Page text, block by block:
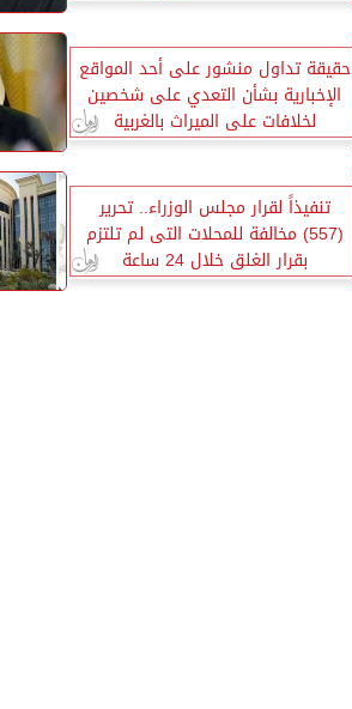
حقيقة تداول منشور على أحد المواقع
الإخبارية بشأن التعدي على شخصين
لخلافات على الميراث بالغربية
تنفيذاً لقرار مجلس الوزراء.. تحرير
(557) مخالفة للمحلات التى لم تلتزم
بقرار الغلق خلال 24 ساعة